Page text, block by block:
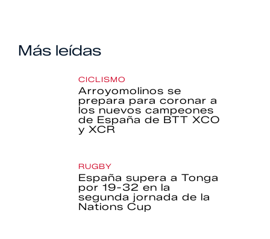
Más leídas
CICLISMO
Arroyomolinos se
prepara para coronar a
los nuevos campeones
de España de BTT XCO
y XCR
RUGBY
España supera a Tonga
por 19-32 en la
segunda jornada de la
Nations Cup